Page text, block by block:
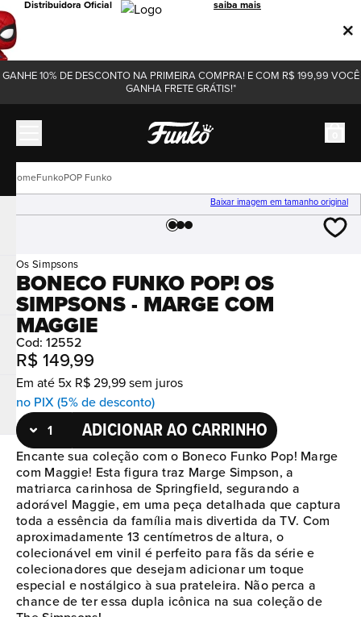
Distribuidora Oficial saiba mais
GANHE 10% DE DESCONTO NA PRIMEIRA COMPRA! E COM R$ 199,99 VOCÊ
GANHA FRETE GRÁTIS!*
FunkoPOP Funko
Baixar imagem em tamanho original
Os Simpsons
BONECO FUNKO POP! OS
SIMPSONS - MARGE COM
MAGGIE
Cod: 12552
R$ 149,99
Em até 5x R$ 29,99 sem juros
no PIX (5% de desconto)
ADICIONAR AO CARRINHO
Encante sua coleção com o Boneco Funko Pop! Marge
com Maggie! Esta figura traz Marge Simpson, a
matriarca carinhosa de Springfield, segurando a
adorável Maggie, em uma peça detalhada que captura
toda a essência da família mais divertida da TV. Com
aproximadamente 13 centímetros de altura, o
colecionável em vinil é perfeito para fãs da série e
colecionadores que desejam adicionar um toque
especial e nostálgico à sua prateleira. Não perca a
chance de ter essa dupla icônica na sua coleção de